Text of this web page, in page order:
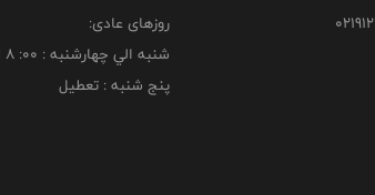
روزهای عادی:
شنبه الي چهارشنبه : 00: 8 لغايت 16:00
پنج شنبه : تعطیل